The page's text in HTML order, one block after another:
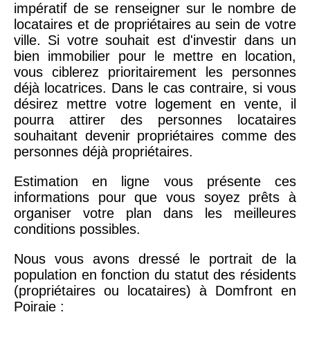
impératif de se renseigner sur le nombre de
locataires et de propriétaires au sein de votre
ville. Si votre souhait est d'investir dans un
bien immobilier pour le mettre en location,
vous ciblerez prioritairement les personnes
déjà locatrices. Dans le cas contraire, si vous
désirez mettre votre logement en vente, il
pourra attirer des personnes locataires
souhaitant devenir propriétaires comme des
personnes déjà propriétaires.
Estimation en ligne vous présente ces
informations pour que vous soyez prêts à
organiser votre plan dans les meilleures
conditions possibles.
Nous vous avons dressé le portrait de la
population en fonction du statut des résidents
(propriétaires ou locataires) à Domfront en
Poiraie :